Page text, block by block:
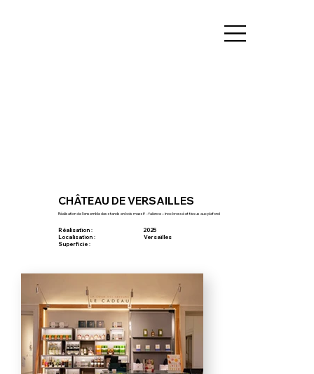
CHÂTEAU DE VERSAILLES
Réalisation de l’ensemble des stands en bois massif - faïence – inox brossé et tissus aux plafond
Réalisation :
2025
Localisation :
Versailles
Superficie :